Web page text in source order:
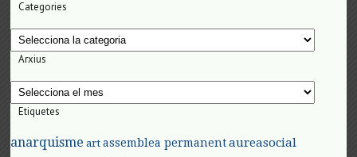
Categories
Categories
Arxius
Arxius
Etiquetes
anarquisme art assemblea permanent aureasocial